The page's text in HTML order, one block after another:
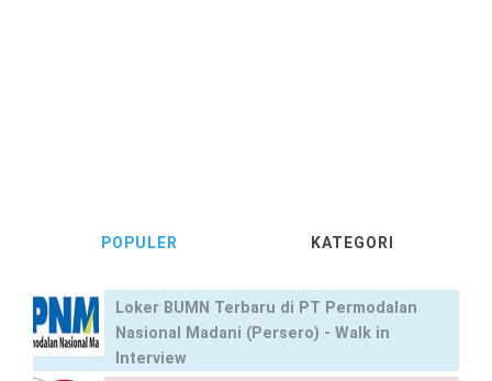
POPULER KATEGORI
Loker BUMN Terbaru di PT Permodalan
Nasional Madani (Persero) - Walk in
Interview